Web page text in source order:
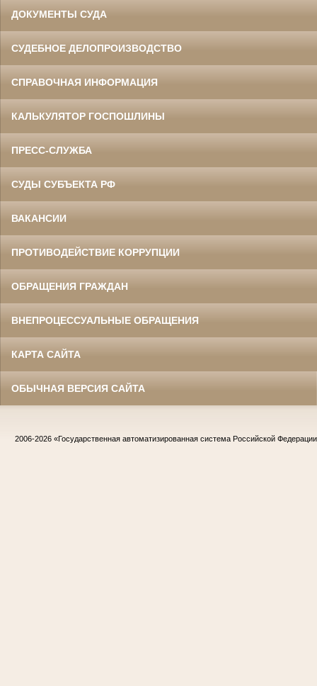
ДОКУМЕНТЫ СУДА
СУДЕБНОЕ ДЕЛОПРОИЗВОДСТВО
СПРАВОЧНАЯ ИНФОРМАЦИЯ
КАЛЬКУЛЯТОР ГОСПОШЛИНЫ
ПРЕСС-СЛУЖБА
СУДЫ СУБЪЕКТА РФ
ВАКАНСИИ
ПРОТИВОДЕЙСТВИЕ КОРРУПЦИИ
ОБРАЩЕНИЯ ГРАЖДАН
ВНЕПРОЦЕССУАЛЬНЫЕ ОБРАЩЕНИЯ
КАРТА САЙТА
ОБЫЧНАЯ ВЕРСИЯ САЙТА
2006-2026 «Государственная автоматизированная система Российской